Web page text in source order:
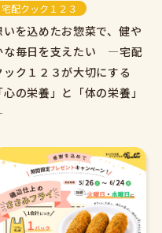
宅配クック１２３
いを込めたお惣菜で、健や
な毎日を支えたい ―宅配
ック１２３が大切にする
「心の栄養」と「体の栄養」